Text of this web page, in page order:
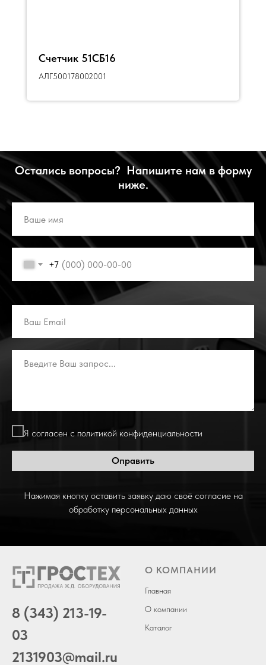
Счетчик 51СБ16
АЛГ500178002001
Остались вопросы? Напишите нам в форму
ниже.
+7
Я согласен с политикой конфиденциальности
Оправить
Нажимая кнопку оставить заявку даю своё согласие на
обработку персональных данных
8 (343) 213-19-
03
2131903@mail.ru
О КОМПАНИИ
Главная
О компании
Каталог